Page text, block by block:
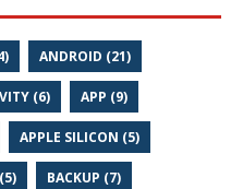
ANDROID (21)
(6) APP (9)
APPLE SILICON (5)
BACKUP (7)